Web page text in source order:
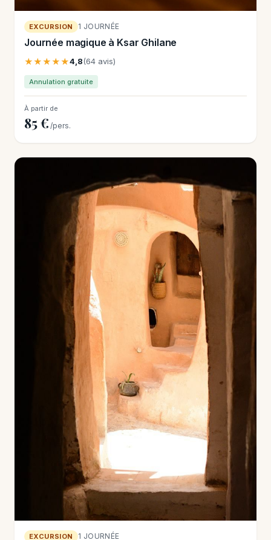
EXCURSION 1 JOURNÉE
Journée magique à Ksar Ghilane
★★★★★4,8(64 avis)
Annulation gratuite
À partir de
85 € /pers.
EXCURSION 1 JOURNÉE